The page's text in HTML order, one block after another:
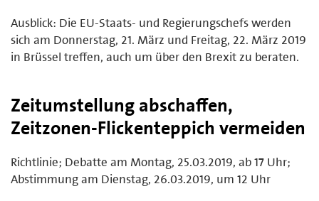
Ausblick: Die EU-Staats- und Regierungschefs werden
sich am Donnerstag, 21. März und Freitag, 22. März 2019
in Brüssel treffen, auch um über den Brexit zu beraten.
Zeitumstellung abschaffen,
Zeitzonen-Flickenteppich vermeiden
Richtlinie; Debatte am Montag, 25.03.2019, ab 17 Uhr;
Abstimmung am Dienstag, 26.03.2019, um 12 Uhr